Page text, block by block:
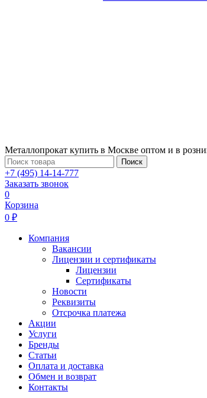
Металлопрокат купить в Москве оптом и в
Поиск
+7 (495) 14-14-777
Заказать звонок
0
Корзина
0 ₽
Компания
Вакансии
Лицензии и сертификаты
Лицензии
Сертификаты
Новости
Реквизиты
Отсрочка платежа
Акции
Услуги
Бренды
Статьи
Оплата и доставка
Обмен и возврат
Контакты